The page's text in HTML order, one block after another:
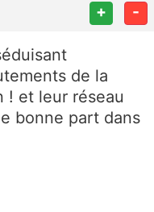
+ -
de la
! et leur réseau
bonne part dans